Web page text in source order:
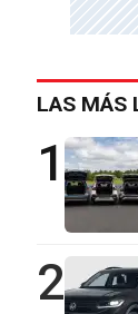
LAS MÁS
1
2